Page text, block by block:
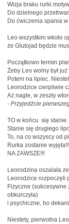
Wizja braku rurki
Do dzielnego
Do ćwiczenia spania
Leo wszystkim wkoło
że Glutojad będzie
Początkowo termin
Żeby Leo wolny był
Potem na lipiec.
Leorodzice cierpliwie
Aż nagle, w zeszły
- Przyjedźcie
TO w końcu się stanie.
Stanie się drugiego
To, na co wszyscy od
Rurka zostanie
NA ZAWSZE!!!
Leorodzina oszalała
Leorodzice rozpoczęli
Fizyczne
obkurczyła)
i psychiczne, bo
Niestety, pierwotna